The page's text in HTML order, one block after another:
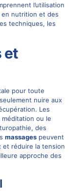
l’utilisation
nutrition et des
techniques, les
et
pour toute
nuire aux
Les
ou le
des
massagespeuvent
et réduire la tension
approche des